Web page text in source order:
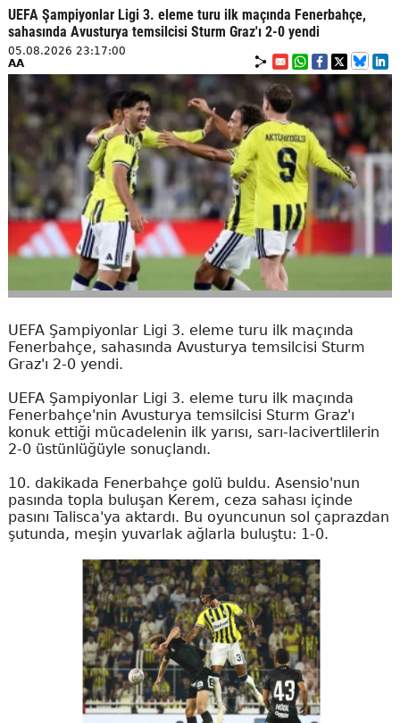
UEFA Şampiyonlar Ligi 3. eleme turu ilk maçında Fenerbahçe,
sahasında Avusturya temsilcisi Sturm Graz'ı 2-0 yendi
05.08.2026 23:17:00
AA
UEFA Şampiyonlar Ligi 3. eleme turu ilk maçında
Fenerbahçe, sahasında Avusturya temsilcisi Sturm
Graz'ı 2-0 yendi.
UEFA Şampiyonlar Ligi 3. eleme turu ilk maçında
Fenerbahçe'nin Avusturya temsilcisi Sturm Graz'ı
konuk ettiği mücadelenin ilk yarısı, sarı-lacivertlilerin
2-0 üstünlüğüyle sonuçlandı.
10. dakikada Fenerbahçe golü buldu. Asensio'nun
pasında topla buluşan Kerem, ceza sahası içinde
pasını Talisca'ya aktardı. Bu oyuncunun sol çaprazdan
şutunda, meşin yuvarlak ağlarla buluştu: 1-0.